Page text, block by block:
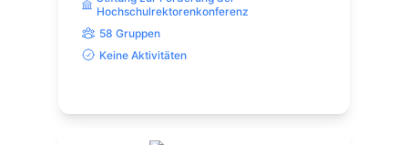
Hochschulrektorenkonferenz
58 Gruppen
Keine Aktivitäten